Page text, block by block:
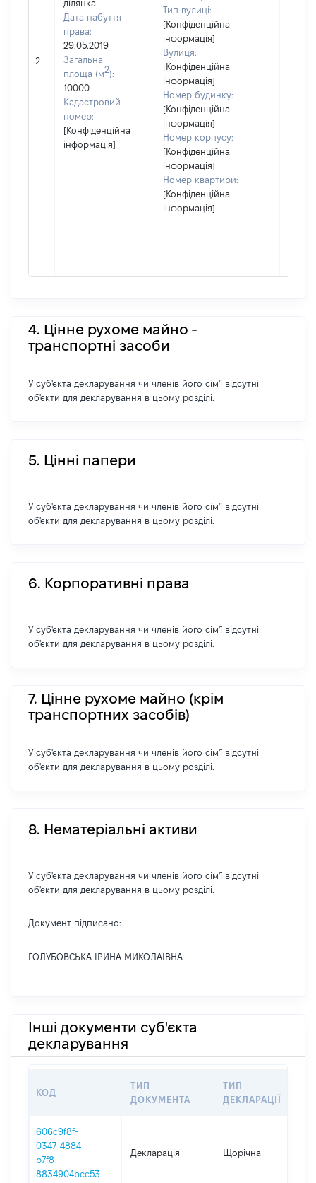
2
ділянка
Дата набуття
права:
29.05.2019
Загальна
площа (м2):
10000
Кадастровий
номер:
[Конфіденційна
інформація]
Тип вулиці:
[Конфіденційна
інформація]
Вулиця:
[Конфіденційна
інформація]
Номер будинку:
[Конфіденційна
інформація]
Номер корпусу:
[Конфіденційна
інформація]
Номер квартири:
[Конфіденційна
інформація]
4. Цінне рухоме майно -
транспортні засоби
У суб'єкта декларування чи членів його сім'ї відсутні
об'єкти для декларування в цьому розділі.
5. Цінні папери
У суб'єкта декларування чи членів його сім'ї відсутні
об'єкти для декларування в цьому розділі.
6. Корпоративні права
У суб'єкта декларування чи членів його сім'ї відсутні
об'єкти для декларування в цьому розділі.
7. Цінне рухоме майно (крім
транспортних засобів)
У суб'єкта декларування чи членів його сім'ї відсутні
об'єкти для декларування в цьому розділі.
8. Нематеріальні активи
У суб'єкта декларування чи членів його сім'ї відсутні
об'єкти для декларування в цьому розділі.
Документ підписано:
ГОЛУБОВСЬКА ІРИНА МИКОЛАЇВНА
Інші документи суб'єкта
декларування
КОД
ТИП
ДОКУМЕНТА
ТИП
ДЕКЛАРАЦІЇ
606c9f8f-
0347-4884-
b7f8-
8834904bcc53
Декларація Щорічна